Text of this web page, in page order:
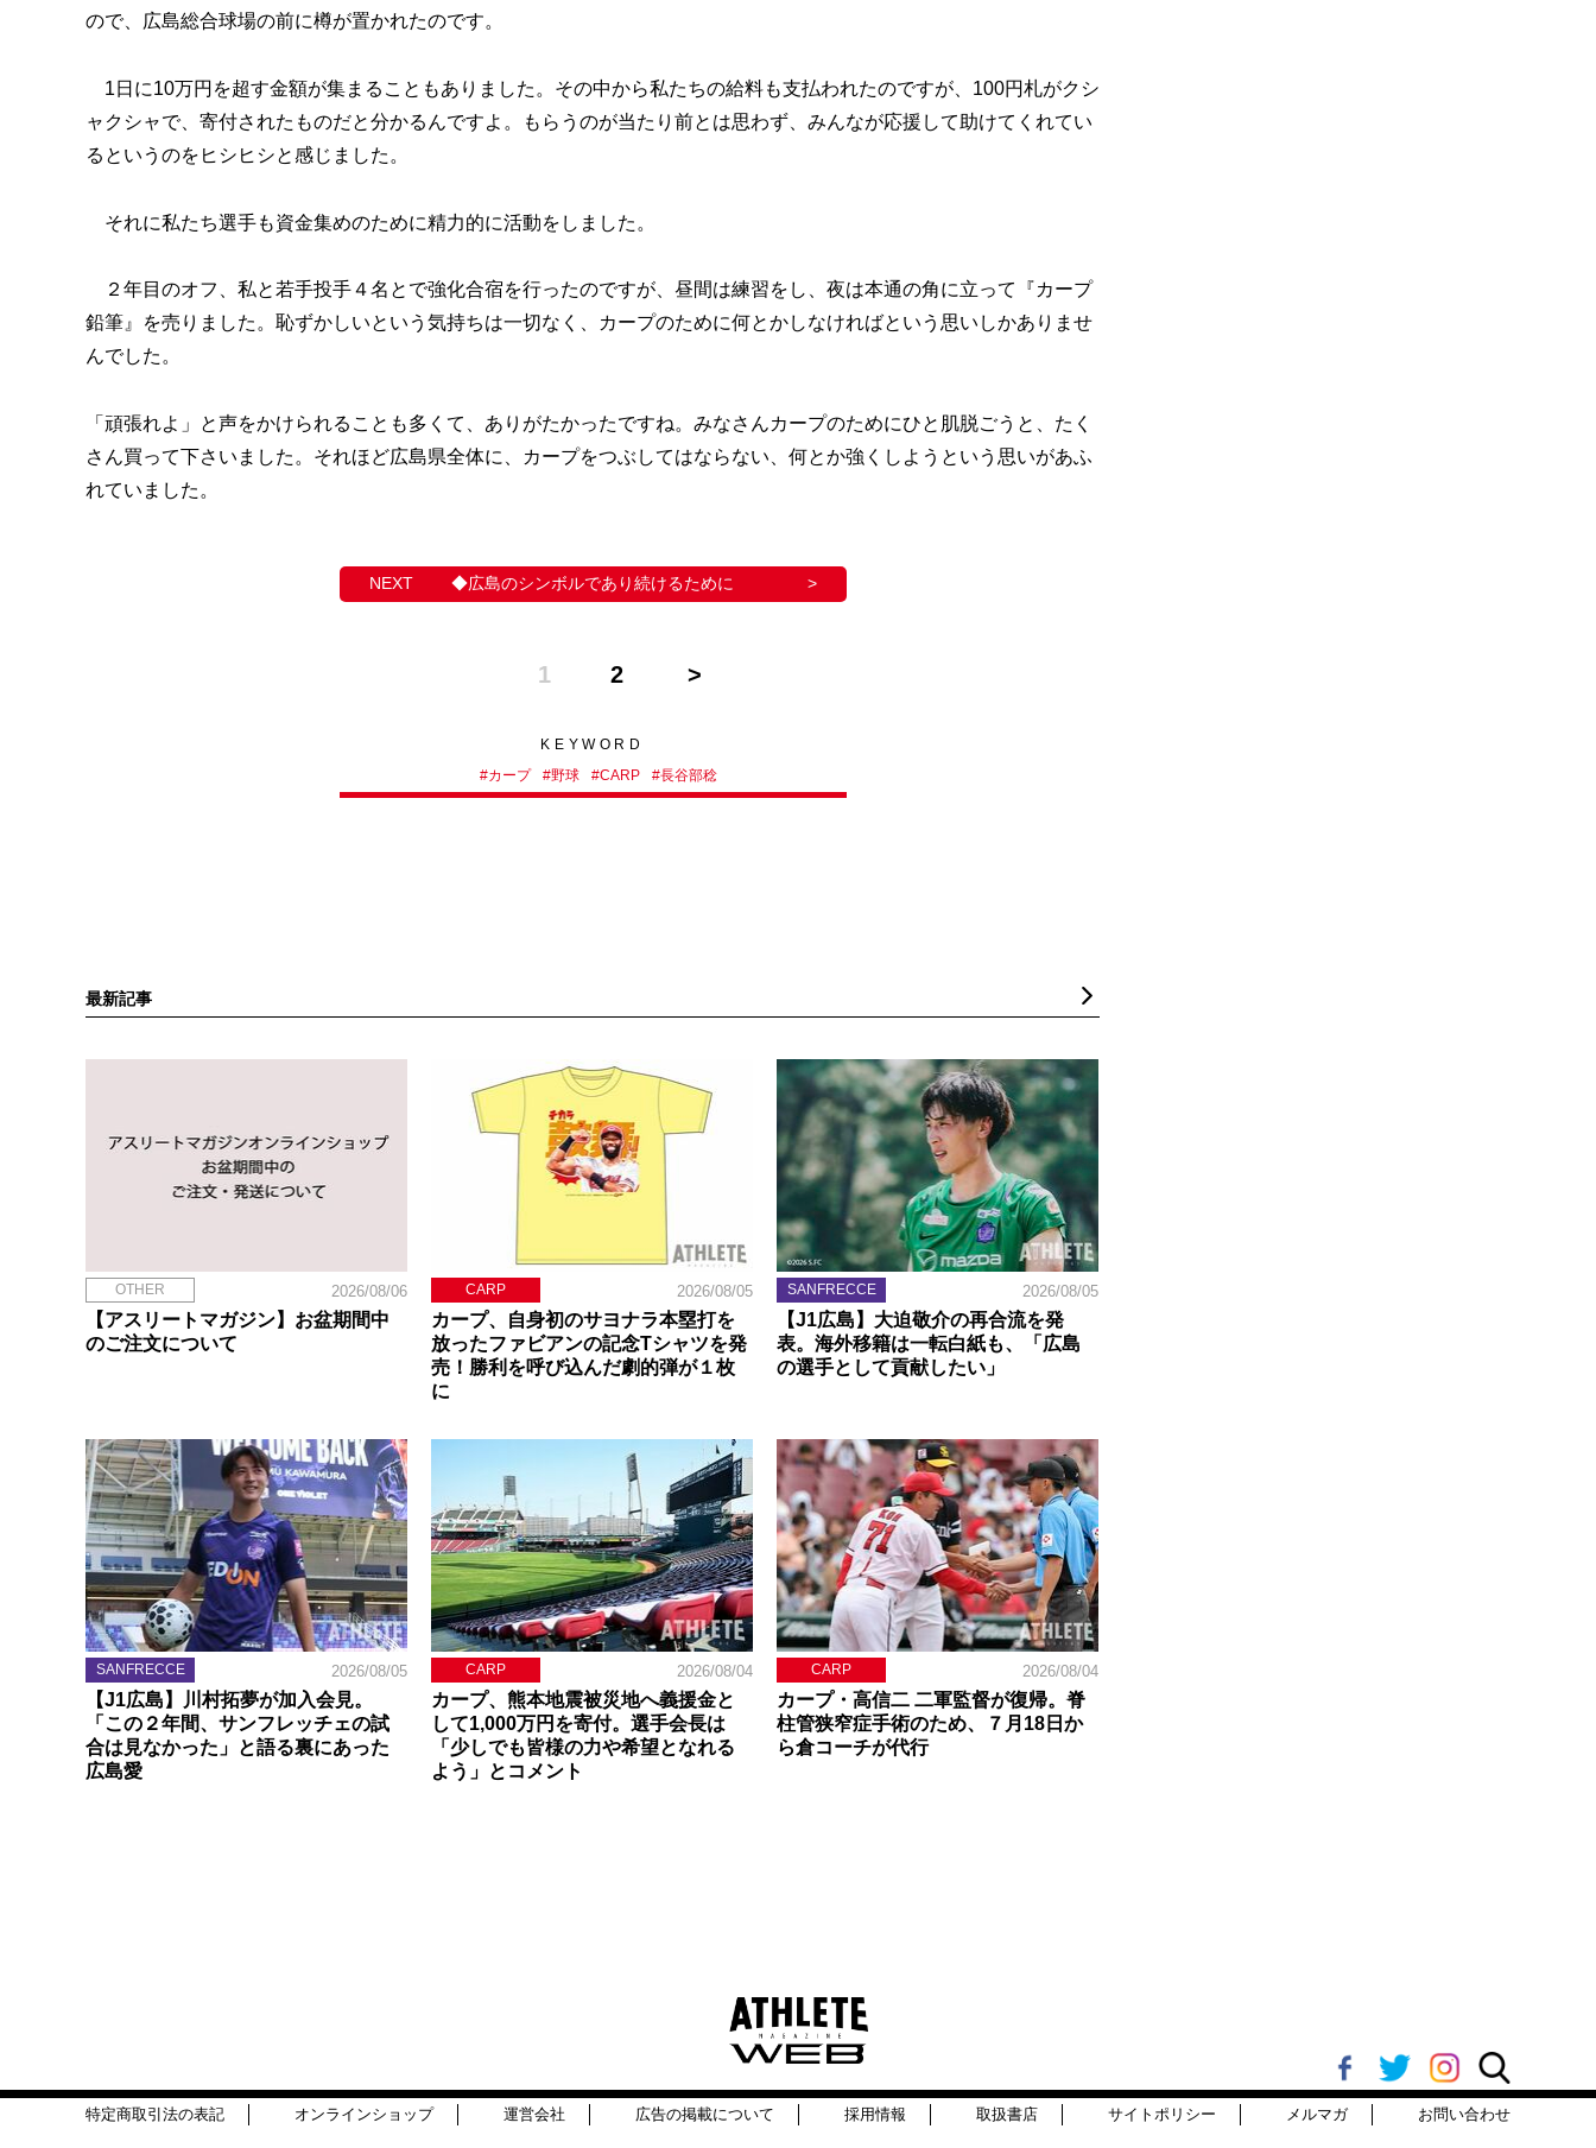
ので、広島総合球場の前に樽が置かれたのです。
1日に10万円を超す金額が集まることもありました。その中から私たちの給料も支払われたのですが、100円札がクシ
ャクシャで、寄付されたものだと分かるんですよ。もらうのが当たり前とは思わず、みんなが応援して助けてくれてい
るというのをヒシヒシと感じました。
それに私たち選手も資金集めのために精力的に活動をしました。
２年目のオフ、私と若手投手４名とで強化合宿を行ったのですが、昼間は練習をし、夜は本通の角に立って『カープ
鉛筆』を売りました。恥ずかしいという気持ちは一切なく、カープのために何とかしなければという思いしかありませ
んでした。
「頑張れよ」と声をかけられることも多くて、ありがたかったですね。みなさんカープのためにひと肌脱ごうと、たく
さん買って下さいました。それほど広島県全体に、カープをつぶしてはならない、何とか強くしようという思いがあふ
れていました。
◆広島のシンボルであり続けるために
1 2
KEYWORD
#カープ #野球 #CARP #長谷部稔
最新記事
OTHER 2026/08/06
【アスリートマガジン】お盆期間中
のご注文について
CARP 2026/08/05
カープ、自身初のサヨナラ本塁打を
放ったファビアンの記念Tシャツを発
売！勝利を呼び込んだ劇的弾が１枚
に
SANFRECCE 2026/08/05
【J1広島】大迫敬介の再合流を発
表。海外移籍は一転白紙も、「広島
の選手として貢献したい」
SANFRECCE 2026/08/05
【J1広島】川村拓夢が加入会見。
「この２年間、サンフレッチェの試
合は見なかった」と語る裏にあった
広島愛
CARP 2026/08/04
カープ、熊本地震被災地へ義援金と
して1,000万円を寄付。選手会長は
「少しでも皆様の力や希望となれる
よう」とコメント
CARP 2026/08/04
カープ・高信二 二軍監督が復帰。脊
柱管狭窄症手術のため、７月18日か
ら倉コーチが代行
特定商取引法の表記 オンラインショップ 運営会社 広告の掲載について 採用情報 取扱書店 サイトポリシー メルマガ お問い合わせ